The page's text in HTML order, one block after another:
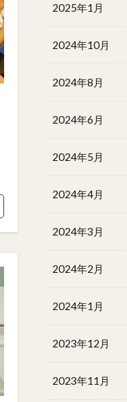
2025年1月
2024年10月
2024年8月
2024年6月
2024年5月
2024年4月
2024年3月
2024年2月
2024年1月
2023年12月
2023年11月